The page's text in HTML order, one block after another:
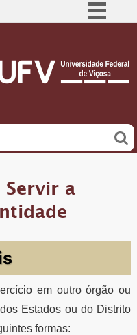
Participe
Legislação
a
em outro órgão ou
Estados ou do Distrito
formas: